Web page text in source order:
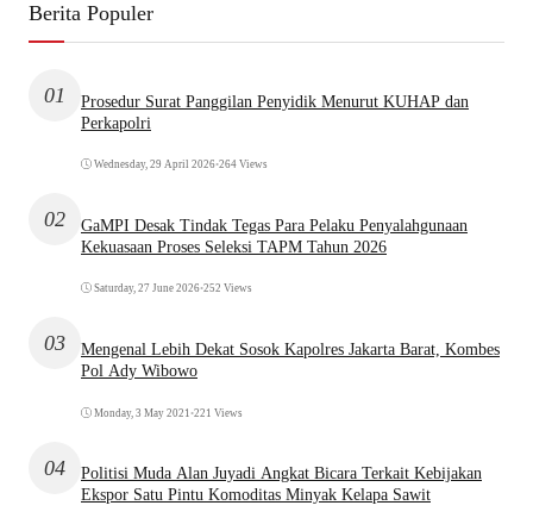
Berita Populer
01
Prosedur Surat Panggilan Penyidik Menurut KUHAP dan
Perkapolri
Wednesday, 29 April 2026•264 Views
02
GaMPI Desak Tindak Tegas Para Pelaku Penyalahgunaan
Kekuasaan Proses Seleksi TAPM Tahun 2026
Saturday, 27 June 2026•252 Views
03
Mengenal Lebih Dekat Sosok Kapolres Jakarta Barat, Kombes
Pol Ady Wibowo
Monday, 3 May 2021 •221 Views
04
Politisi Muda Alan Juyadi Angkat Bicara Terkait Kebijakan
Ekspor Satu Pintu Komoditas Minyak Kelapa Sawit